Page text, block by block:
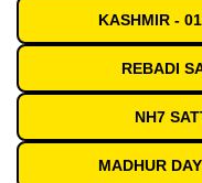
KASHMIR -
REBADI
NH7
MADHUR